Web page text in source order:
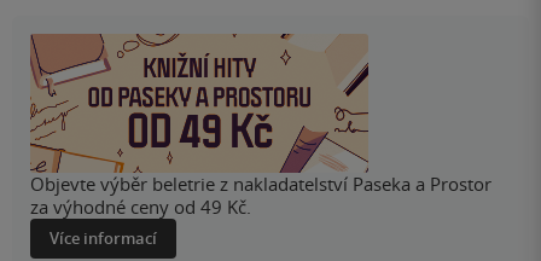
Objevte výběr beletrie z nakladatelství Paseka a Prostor
za výhodné ceny od 49 Kč.
Více informací